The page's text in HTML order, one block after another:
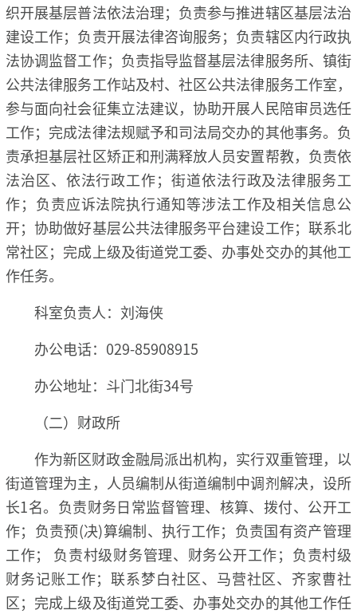
织开展基层普法依法治理；负责参与推进辖区基层法治
建设工作；负责开展法律咨询服务；负责辖区内行政执
法协调监督工作；负责指导监督基层法律服务所、镇街
公共法律服务工作站及村、社区公共法律服务工作室，
参与面向社会征集立法建议，协助开展人民陪审员选任
工作；完成法律法规赋予和司法局交办的其他事务。负
责承担基层社区矫正和刑满释放人员安置帮教，负责依
法治区、依法行政工作；街道依法行政及法律服务工
作；负责应诉法院执行通知等涉法工作及相关信息公
开；协助做好基层公共法律服务平台建设工作；联系北
常社区；完成上级及街道党工委、办事处交办的其他工
作任务。
科室负责人：刘海侠
办公电话：029-85908915
办公地址：斗门北街34号
（二）财政所
作为新区财政金融局派出机构，实行双重管理，以
街道管理为主，人员编制从街道编制中调剂解决，设所
长1名。负责财务日常监督管理、核算、拨付、公开工
作；负责预(决)算编制、执行工作；负责国有资产管理
工作； 负责村级财务管理、财务公开工作；负责村级
财务记账工作；联系梦白社区、马营社区、齐家曹社
区；完成上级及街道党工委、办事处交办的其他工作任